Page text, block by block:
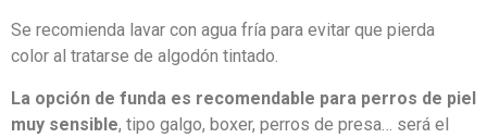
Se recomienda lavar con agua fría para evitar que pierda
color al tratarse de algodón tintado.
La opción de funda es recomendable para perros de piel
muy sensible, tipo galgo, boxer, perros de presa… será el